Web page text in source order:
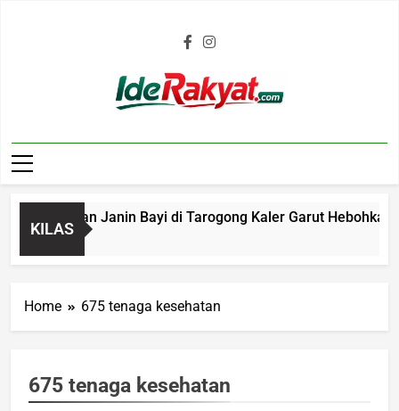
Iderakyat.com
KILAS
Penemuan Janin Bayi di Tarogong Kaler Garut Hebohkan
Home 675 tenaga kesehatan
675 tenaga kesehatan